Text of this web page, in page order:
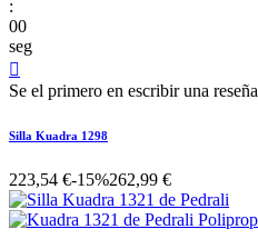
:
00
seg

Se el primero en escribir una reseña
Silla Kuadra 1298
223,54 €-15%262,99 €